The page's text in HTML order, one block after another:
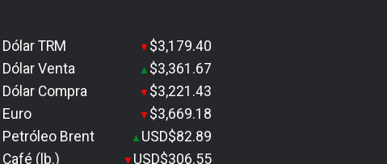
Dólar TRM ▼ $3,179.40
Dólar Venta
▲ $3,361.67
Dólar Compra
▼ $3,221.43
Euro
▼ $3,669.18
Petróleo Brent
▲ USD$82.89
Café (lb.)
▼ USD$306.55